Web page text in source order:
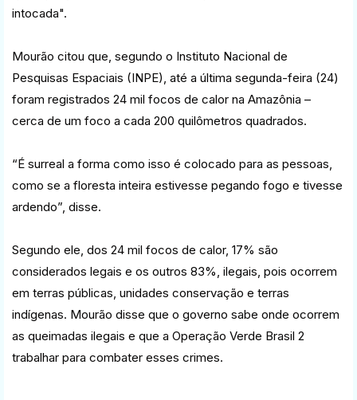
intocada".
Mourão citou que, segundo o Instituto Nacional de
Pesquisas Espaciais (INPE), até a última segunda-feira (24)
foram registrados 24 mil focos de calor na Amazônia –
cerca de um foco a cada 200 quilômetros quadrados.
“É surreal a forma como isso é colocado para as pessoas,
como se a floresta inteira estivesse pegando fogo e tivesse
ardendo”, disse.
Segundo ele, dos 24 mil focos de calor, 17% são
considerados legais e os outros 83%, ilegais, pois ocorrem
em terras públicas, unidades conservação e terras
indígenas. Mourão disse que o governo sabe onde ocorrem
as queimadas ilegais e que a Operação Verde Brasil 2
trabalhar para combater esses crimes.